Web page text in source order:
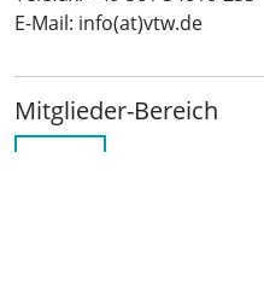
E-Mail: info(at)vtw.de
Mitglieder-Bereich